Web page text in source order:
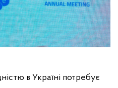
в Україні потребує